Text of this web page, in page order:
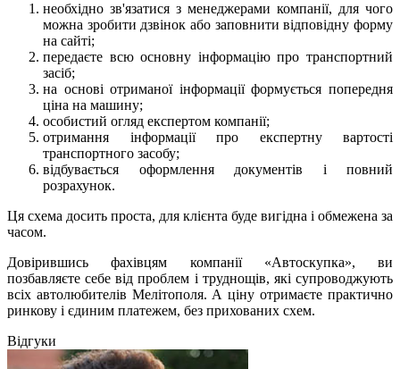
необхідно зв'язатися з менеджерами компанії, для чого
можна зробити дзвінок або заповнити відповідну форму
на сайті;
передаєте всю основну інформацію про транспортний
засіб;
на основі отриманої інформації формується попередня
ціна на машину;
особистий огляд експертом компанії;
отримання інформації про експертну вартості
транспортного засобу;
відбувається оформлення документів і повний
розрахунок.
Ця схема досить проста, для клієнта буде вигідна і обмежена за
часом.
Довірившись фахівцям компанії «Автоскупка», ви
позбавляєте себе від проблем і труднощів, які супроводжують
всіх автолюбителів Мелітополя. А ціну отримаєте практично
ринкову і єдиним платежем, без прихованих схем.
Відгуки